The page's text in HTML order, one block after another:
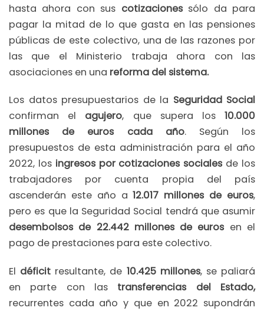
hasta ahora con sus cotizaciones sólo da para
pagar la mitad de lo que gasta en las pensiones
públicas de este colectivo, una de las razones por
las que el Ministerio trabaja ahora con las
asociaciones en una reforma del sistema.
Los datos presupuestarios de la Seguridad Social
confirman el agujero, que supera los10.000
millones de euros cada año. Según los
presupuestos de esta administración para el año
2022, los ingresos por cotizaciones sociales de los
trabajadores por cuenta propia del país
ascenderán este año a12.017 millones de euros,
pero es que la Seguridad Social tendrá que asumir
desembolsos de 22.442 millones de euros en el
pago de prestaciones para este colectivo.
El déficit resultante, de 10.425 millones, se paliará
en parte con las transferencias del Estado,
recurrentes cada año y que en 2022 supondrán